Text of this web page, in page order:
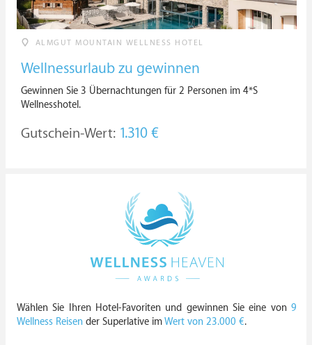
ALMGUT MOUNTAIN WELLNESS HOTEL
Wellnessurlaub zu gewinnen
Gewinnen Sie 3 Übernachtungen für 2 Personen im 4*S
Wellnesshotel.
Gutschein-Wert: 1.310 €
Wählen Sie Ihren Hotel-Favoriten und gewinnen Sie eine von 9
Wellness Reisen der Superlative imWert von 23.000 €.